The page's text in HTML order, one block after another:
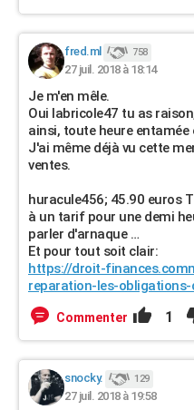
fred.ml 758
27 juil. 2018 à 18:14
Je m'en mêle.
Oui labricole47 tu as
ainsi, toute heure
J'ai même déjà vu cette
ventes.
huracule456; 45.90 euros
à un tarif pour une demi
parler d'arnaque …
Et pour tout soit clair:
https://droit-
reparation-les-
Commenter 1
snocky. 129
27 juil. 2018 à 19:58